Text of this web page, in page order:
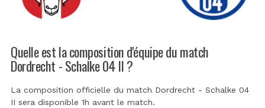
Quelle est la composition d'équipe du match
Dordrecht - Schalke 04 II ?
La composition officielle du match Dordrecht - Schalke 04
II sera disponible 1h avant le match.